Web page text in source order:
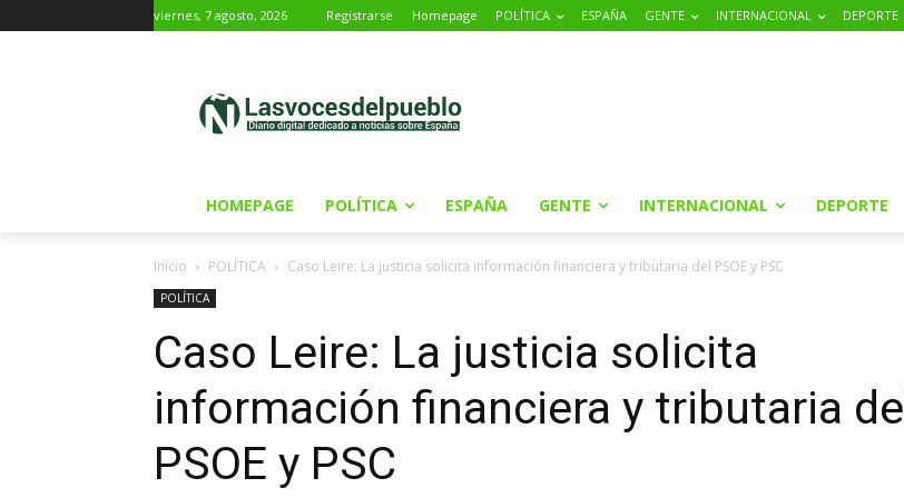
viernes, 7 agosto, 2026 Registrarse Homepage POLÍTICA ESPAÑA GENTE INTERNACIONAL DEPORTE
HOMEPAGE POLÍTICA ESPAÑA GENTE INTERNACIONAL DEPORTE
Inicio POLÍTICA Caso Leire: La justicia solicita información financiera y tributaria del PSOE y PSC
POLÍTICA
Caso Leire: La justicia solicita
información financiera y tributaria del
PSOE y PSC